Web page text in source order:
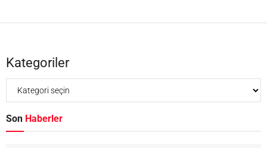
Kategoriler
Son Haberler